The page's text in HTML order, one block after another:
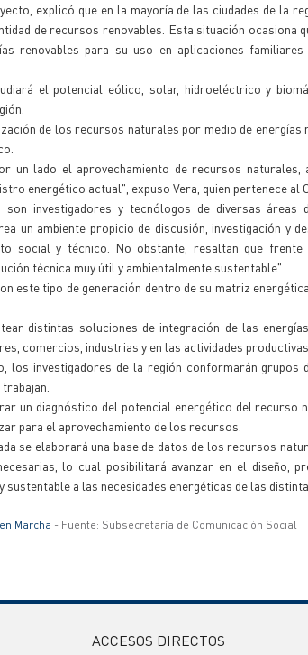
explicó que en la mayoría de las ciudades de la
de recursos renovables. Esta situación
renovables para su uso en aplicaciones
el potencial eólico, solar, hidroeléctrico y
de los recursos naturales por medio de
un lado el aprovechamiento de recursos naturales,
energético actual", expuso Vera, quien pertenece al
investigadores y tecnólogos de diversas
un ambiente propicio de discusión, investigación y
social y técnico. No obstante, resaltan que
técnica muy útil y ambientalmente sustentable".
este tipo de generación dentro de su matriz
distintas soluciones de integración de las
comercios, industrias y en las actividades
los investigadores de la región conformarán
un diagnóstico del potencial energético del
para el aprovechamiento de los recursos.
se elaborará una base de datos de los recursos
lo cual posibilitará avanzar en el diseño,
sustentable a las necesidades energéticas de las
Marcha - Fuente: Subsecretaría de Comunicación Social
ACCESOS DIRECTOS